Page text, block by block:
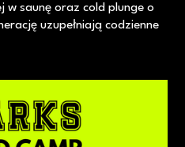
w saunę oraz cold plunge o
uzupełniają codzienne